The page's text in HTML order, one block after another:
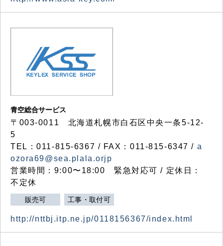
青空総合サービス
〒003-0011 北海道札幌市白石区中央一条5-12-
5
TEL：011-815-6367 / FAX：011-815-6347 / a
ozora69@sea.plala.orjp
営業時間：9:00〜18:00 緊急対応可 / 定休日：
不定休
販売可 工事・取付可
http://nttbj.itp.ne.jp/0118156367/index.html